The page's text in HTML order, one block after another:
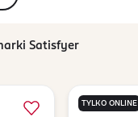
Satisfyer
TYLKO ONLINE